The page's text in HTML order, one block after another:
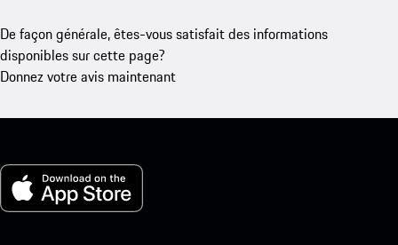
De façon générale, êtes-vous satisfait des informations
disponibles sur cette page?
Donnez votre avis maintenant